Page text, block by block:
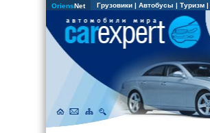
OriensNet Грузовики | Автобусы | Туризм |